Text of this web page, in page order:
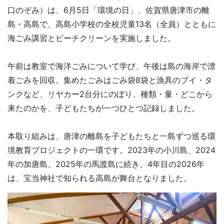
口のぞみ）は、6月5日「環境の日」、佐賀県唐津市の離
島・高島で、高島小学校の全校児童13名（全員）とともに
海ごみ講習とビーチクリーンを実施しました。
午前は教室で海洋ごみについて学び、午後は島の海岸で漂
着ごみを回収。集めたごみはごみ袋8袋と漁具のブイ・タ
ンクなど、リヤカー2台分にのぼり、種類・量・どこから
来たのかを、子どもたちが一つひとつ記録しました。
本取り組みは、唐津の離島を子どもたちと一島ずつ巡る環
境教育プロジェクトの一環です。2023年の小川島、2024
年の加唐島、2025年の馬渡島に続き、4年目の2026年
は、宝当神社で知られる高島が舞台となりました。